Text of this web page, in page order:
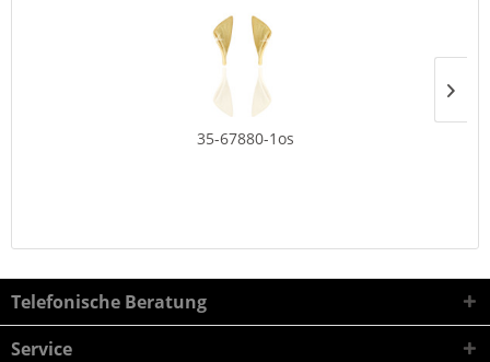
35-67880-1os
Telefonische Beratung
Service